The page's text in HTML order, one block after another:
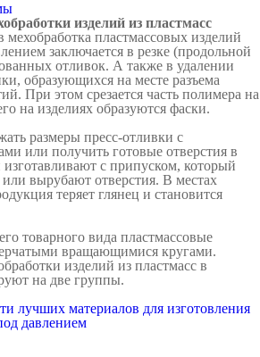
изделий из пластмасс
пластмассовых изделий
заключается в резке (продольной
отливок. А также в удалении
образующихся на месте разъема
При этом срезается часть полимера на
на изделиях образуются фаски.
размеры пресс-отливки с
или получить готовые отверстия в
изготавливают с припуском, который
или вырубают отверстия. В местах
теряет глянец и становится
товарного вида пластмассовые
вращающимися кругами.
изделий из пластмасс в
на две группы.